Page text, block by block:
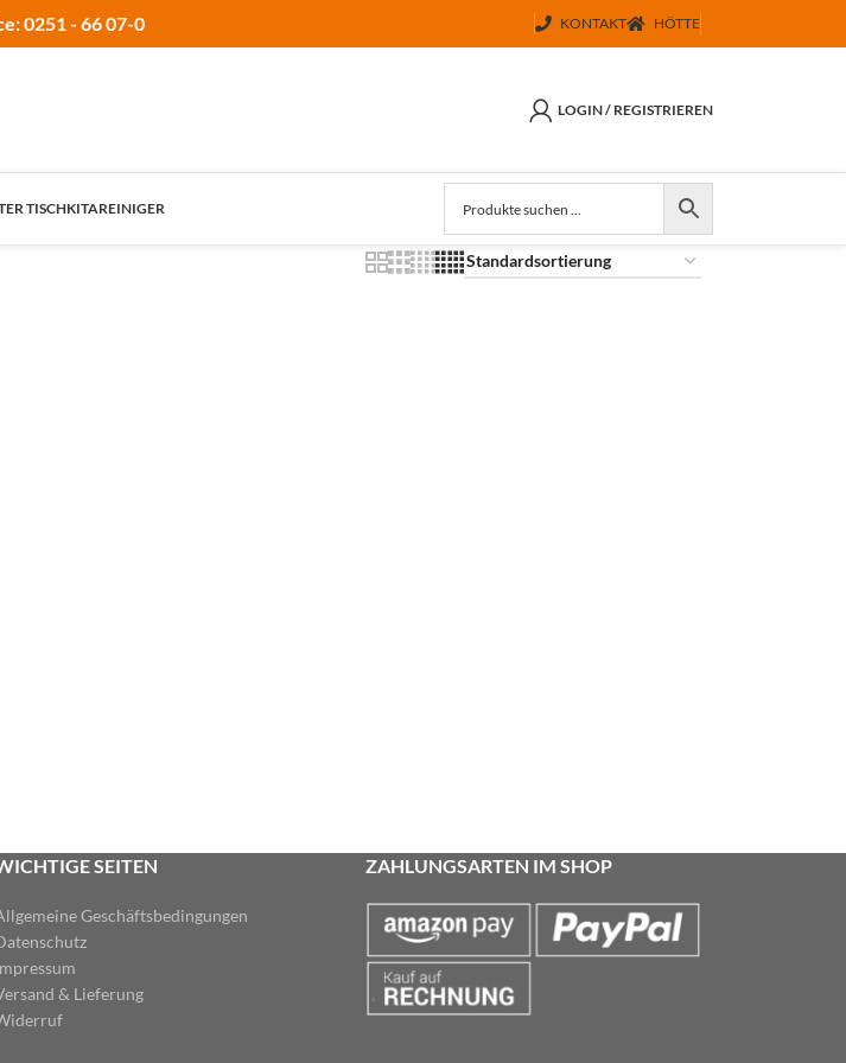
0251 - 66 07-0 KONTAKT HÖTTE
LOGIN / REGISTRIEREN
TISCHKITAREINIGER
SEITEN
Geschäftsbedingungen
& Lieferung
ZAHLUNGSARTEN IM SHOP